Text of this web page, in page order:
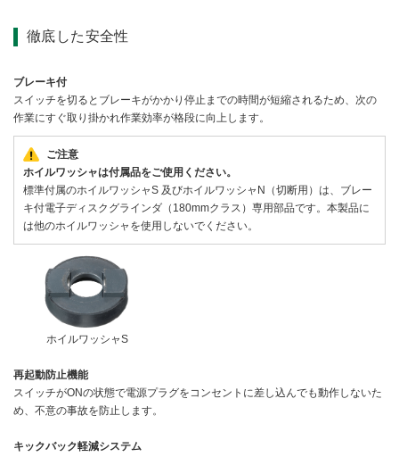
徹底した安全性
ブレーキ付
スイッチを切るとブレーキがかかり停止までの時間が短縮されるため、次の
作業にすぐ取り掛かれ作業効率が格段に向上します。
ご注意
ホイルワッシャは付属品をご使用ください。
標準付属のホイルワッシャS 及びホイルワッシャN（切断用）は、ブレー
キ付電子ディスクグラインダ（180mmクラス）専用部品です。本製品に
は他のホイルワッシャを使用しないでください。
ホイルワッシャS
再起動防止機能
スイッチがONの状態で電源プラグをコンセントに差し込んでも動作しないた
め、不意の事故を防止します。
キックバック軽減システム